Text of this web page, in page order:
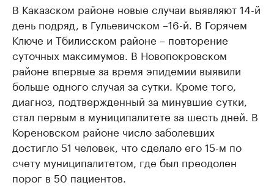
В Каказском районе новые случаи выявляют 14-й
день подряд, в Гульевичском –16-й. В Горячем
Ключе и Тбилисском районе – повторение
суточных максимумов. В Новопокровском
районе впервые за время эпидемии выявили
больше одного случая за сутки. Кроме того,
диагноз, подтвержденный за минувшие сутки,
стал первым в муниципалитете за шесть дней. В
Кореновском районе число заболевших
достигло 51 человек, что сделало его 15-м по
счету муниципалитетом, где был преодолен
порог в 50 пациентов.